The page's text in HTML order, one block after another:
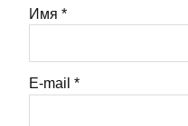
Имя *
E-mail *